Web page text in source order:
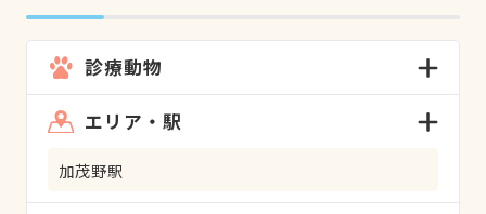
診療動物
エリア・駅
加茂野駅